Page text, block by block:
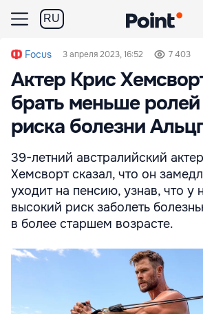
RU
Focus 3 апреля 2023, 16:52 7 403
Актер Крис
брать меньше
риска болезни
39-летний австралийский
Хемсворт сказал, что он
уходит на пенсию, узнав, что у
высокий риск заболеть
в более старшем возрасте.